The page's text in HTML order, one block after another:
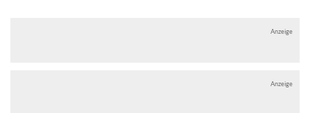
Anzeige
Anzeige